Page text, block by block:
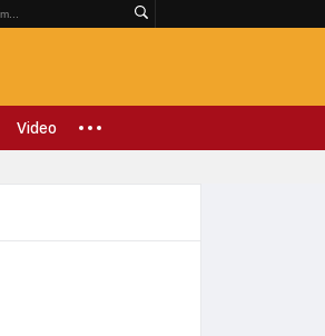
Video